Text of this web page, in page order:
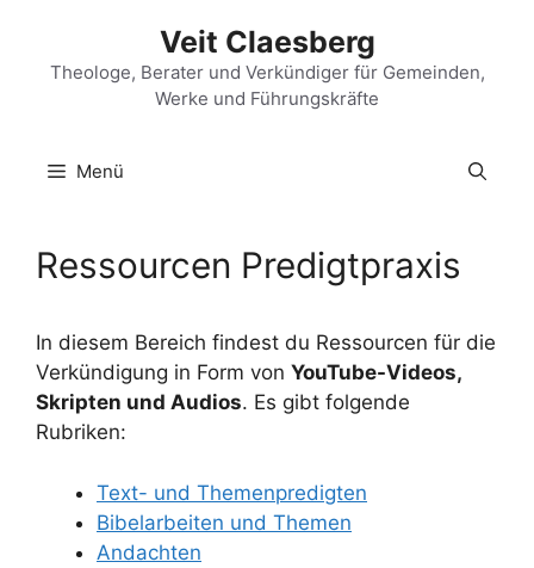
springen
Veit Claesberg
Theologe, Berater und Verkündiger für Gemeinden,
Werke und Führungskräfte
Menü
Ressourcen Predigtpraxis
In diesem Bereich findest du Ressourcen für die
Verkündigung in Form von YouTube-Videos,
Skripten und Audios. Es gibt folgende
Rubriken:
Text- und Themenpredigten
Bibelarbeiten und Themen
Andachten